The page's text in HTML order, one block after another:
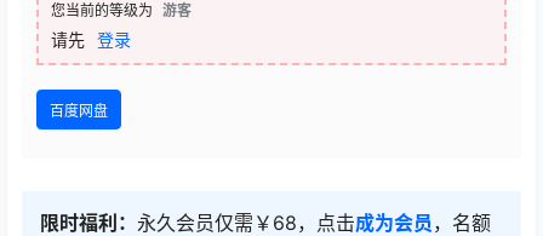
您当前的等级为 游客
请先 登录
百度网盘
限时福利： 永久会员仅需￥68，点击成为会员 ，名额